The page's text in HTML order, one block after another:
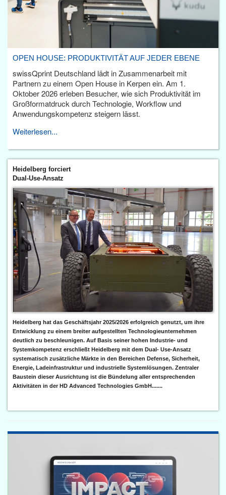
OPEN HOUSE: PRODUKTIVITÄT AUF JEDER EBENE
swissQprint Deutschland lädt in Zusammenarbeit mit
Partnern zu einem Open House in Kerpen ein. Am 1.
Oktober 2026 erleben Besucher, wie sich Produktivität im
Großformatdruck durch Technologie, Workflow und
Anwendungskompetenz steigern lässt.
Weiterlesen...
Heidelberg forciert
Dual-Use-Ansatz
Heidelberg hat das Geschäftsjahr 2025/2026 erfolgreich genutzt, um ihre
Entwicklung zu einem breiter aufgestellten Technologieunternehmen
deutlich zu beschleunigen. Auf Basis seiner hohen Industrie- und
Systemkompetenz erschließt Heidelberg mit dem Dual- Use-Ansatz
systematisch zusätzliche Märkte in den Bereichen Defense, Sicherheit,
Energie, Ladeinfrastruktur und industrielle Systemlösungen. Zentraler
Baustein dieser Ausrichtung ist die Bündelung aller entsprechenden
Aktivitäten in der HD Advanced Technologies GmbH.......